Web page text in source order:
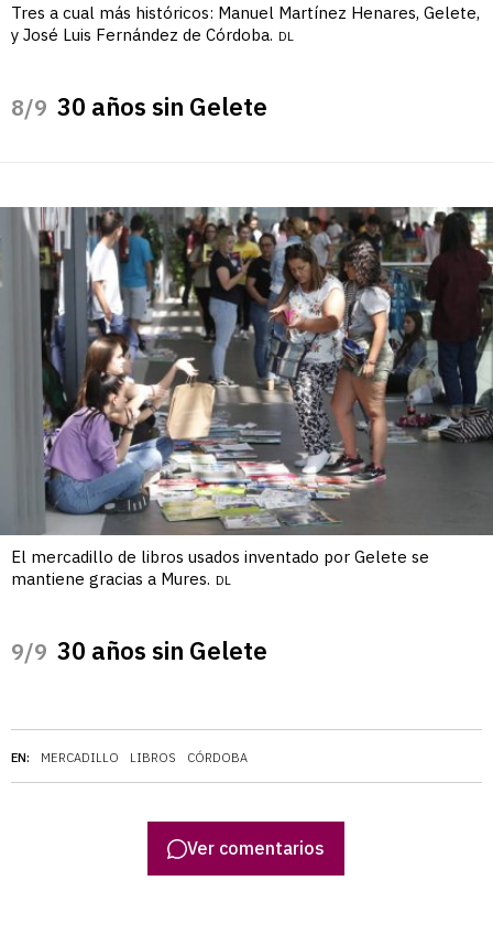
EN: MERCADILLO LIBROS CÓRDOBA
Tres a cual más históricos: Manuel Martínez Henares, Gelete,
y José Luis Fernández de Córdoba. DL
/9 30 años sin Gelete
El mercadillo de libros usados inventado por Gelete se
mantiene gracias a Mures. DL
/9 30 años sin Gelete
Ver comentarios